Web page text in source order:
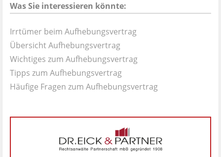
Impressum
Datenschutz
Was Sie interessieren könnte:
Irrtümer beim Aufhebungsvertrag
Übersicht Aufhebungsvertrag
Wichtiges zum Aufhebungsvertrag
Tipps zum Aufhebungsvertrag
Häufige Fragen zum Aufhebungsvertrag